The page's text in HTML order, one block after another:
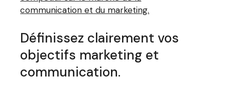
communication et du marketing.
Définissez clairement vos
objectifs marketing et
communication.